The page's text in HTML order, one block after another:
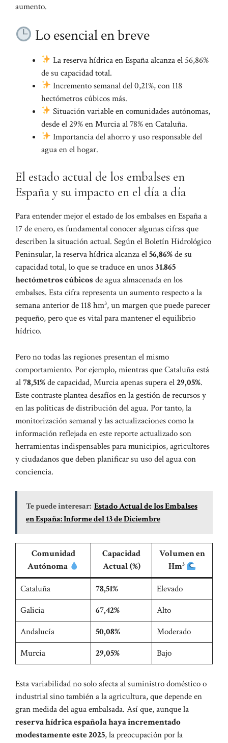
aumento.
Lo esencial en breve
La reserva hídrica en España alcanza el 56,86%
de su capacidad total.
Incremento semanal del 0,21%, con 118
hectómetros cúbicos más.
Situación variable en comunidades autónomas,
desde el 29% en Murcia al 78% en Cataluña.
Importancia del ahorro y uso responsable del
agua en el hogar.
El estado actual de los embalses en
España y su impacto en el día a día
Para entender mejor el estado de los embalses en España a
17 de enero, es fundamental conocer algunas cifras que
describen la situación actual. Según el Boletín Hidrológico
Peninsular, la reserva hídrica alcanza el56,86%de su
capacidad total, lo que se traduce en unos31.865
hectómetros cúbicos de agua almacenada en los
embalses. Esta cifra representa un aumento respecto a la
semana anterior de 118 hm³, un margen que puede parecer
pequeño, pero que es vital para mantener el equilibrio
hídrico.
Pero no todas las regiones presentan el mismo
comportamiento. Por ejemplo, mientras que Cataluña está
al78,51%de capacidad, Murcia apenas supera el29,05%.
Este contraste plantea desafíos en la gestión de recursos y
en las políticas de distribución del agua. Por tanto, la
monitorización semanal y las actualizaciones como la
información reflejada en estereporte actualizadoson
herramientas indispensables para municipios, agricultores
y ciudadanos que deben planificar su uso del agua con
conciencia.
Te puede interesar: Estado Actual de los Embalses
en España: Informe del 13 de Diciembre
Comunidad
Autónoma
Capacidad
Actual (%)
Volumen en
Hm³
Cataluña
78,51%
Elevado
Galicia
67,42%
Alto
Andalucía
50,08%
Moderado
Murcia
29,05% Bajo
Esta variabilidad no solo afecta al suministro doméstico o
industrial sino también a la agricultura, que depende en
gran medida del agua embalsada. Así que, aunque la
reserva hídrica española haya incrementado
modestamente este 2025, la preocupación por la